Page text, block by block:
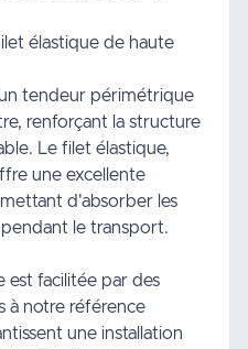
élastique de haute
tendeur périmétrique
renforçant la structure
Le filet élastique,
une excellente
d'absorber les
le transport.
est facilitée par des
à notre référence
une installation